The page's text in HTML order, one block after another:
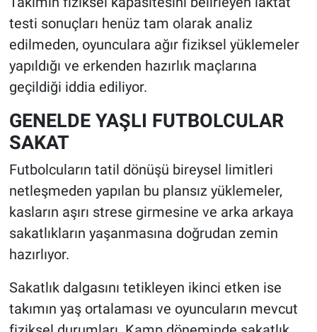
testi sonuçları henüz tam olarak analiz
edilmeden, oyunculara ağır fiziksel yüklemeler
yapıldığı ve erkenden hazırlık maçlarına
geçildiği iddia ediliyor.
GENELDE YAŞLI FUTBOLCULAR
SAKAT
Futbolcuların tatil dönüşü bireysel limitleri
netleşmeden yapılan bu plansız yüklemeler,
kasların aşırı strese girmesine ve arka arkaya
sakatlıkların yaşanmasına doğrudan zemin
hazırlıyor.
Sakatlık dalgasını tetikleyen ikinci etken ise
takımın yaş ortalaması ve oyuncuların mevcut